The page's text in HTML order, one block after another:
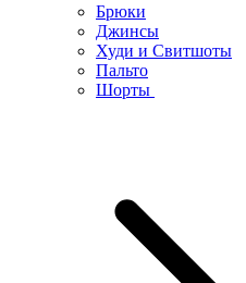
Брюки
Джинсы
Худи и Свитшоты
Пальто
Шорты